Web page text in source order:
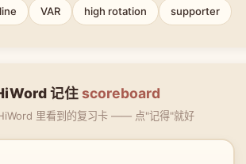
VAR high rotation supporter
记住scoreboard
里看到的复习卡 —— 点"记得"就好